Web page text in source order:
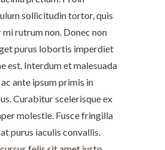
sollicitudin tortor, quis
rutrum non. Donec non
purus lobortis imperdiet
est. Interdum et malesuada
ante ipsum primis in
Curabitur scelerisque ex
molestie. Fusce fringilla
purus iaculis convallis.